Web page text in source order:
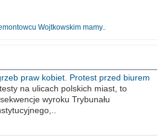
Wojtkowskim mamy..
praw kobiet. Protest przed biurem
PiS
na ulicach polskich miast, to
wyroku Trybunału